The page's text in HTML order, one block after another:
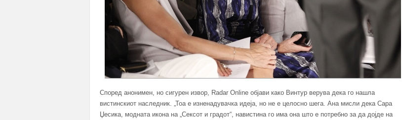
Според анонимен, но сигурен извор, Radar Online објави како Винтур верува дека го нашла
вистинскиот наследник. „Тоа е изненадувачка идеја, но не е целосно шега. Ана мисли дека Сара
Џесика, модната икона на „Сексот и градот“, навистина го има она што е потребно за да дојде на